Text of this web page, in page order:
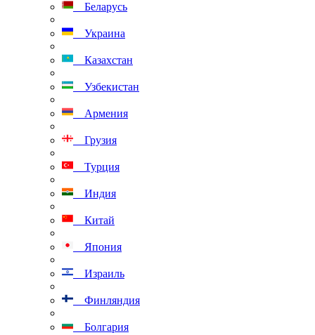
Беларусь
Украина
Казахстан
Узбекистан
Армения
Грузия
Турция
Индия
Китай
Япония
Израиль
Финляндия
Болгария